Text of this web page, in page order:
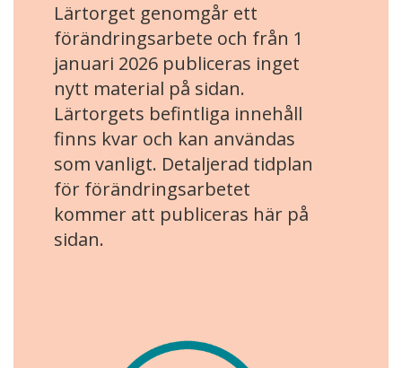
Lärtorget genomgår ett
förändringsarbete och från 1
januari 2026 publiceras inget
nytt material på sidan.
Lärtorgets befintliga innehåll
finns kvar och kan användas
som vanligt. Detaljerad tidplan
för förändringsarbetet
kommer att publiceras här på
sidan.